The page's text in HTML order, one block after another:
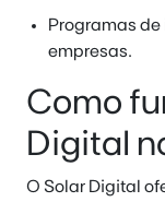
Programas
empresas.
Como
Digital
O Solar Digital